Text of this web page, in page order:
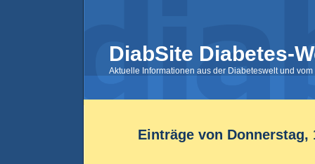
DiabSite Diabetes-
Aktuelle Informationen aus der Diabeteswelt und
Einträge von Donnerstag,